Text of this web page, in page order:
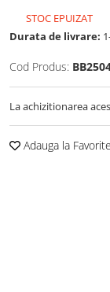
STOC EPUIZAT
Durata de livrare:
Cod Produs:
La achizitionarea
Adauga la Favorite